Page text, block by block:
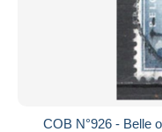
COB N°926 - Belle